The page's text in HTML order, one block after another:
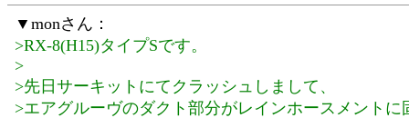
▼monさん：
>RX-8(H15)タイプSです。
>
>先日サーキットにてクラッシュしまして、
>エアグルーヴのダクト部分がレインホースメントに